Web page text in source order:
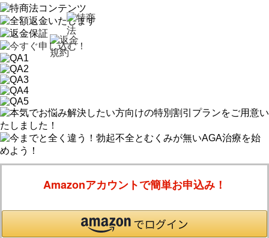
Amazonアカウントで簡単お申込み！